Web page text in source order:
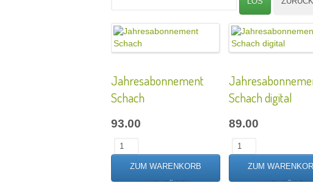
Jahresabonnement
Schach
93.00
Schach digital
89.00